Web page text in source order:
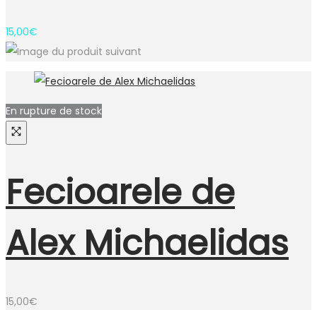
15,00€
En rupture de stock
Fecioarele de
Alex Michaelidas
15,00€